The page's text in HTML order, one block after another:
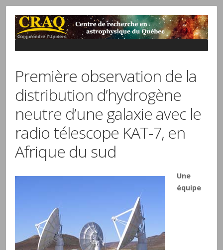
Première observation de la
distribution d’hydrogène
neutre d’une galaxie avec le
radio télescope KAT-7, en
Afrique du sud
Une
équipe